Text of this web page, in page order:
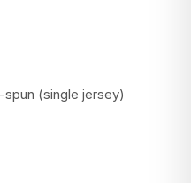
(single jersey)